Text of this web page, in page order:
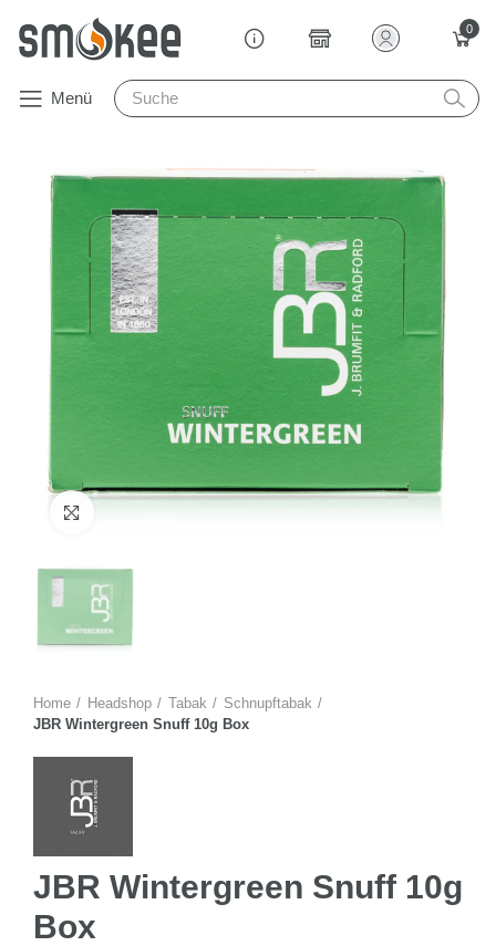
0
Menü
Home Headshop Tabak
Schnupftabak
JBR Wintergreen Snuff 10g Box
JBR Wintergreen Snuff 10g
Box